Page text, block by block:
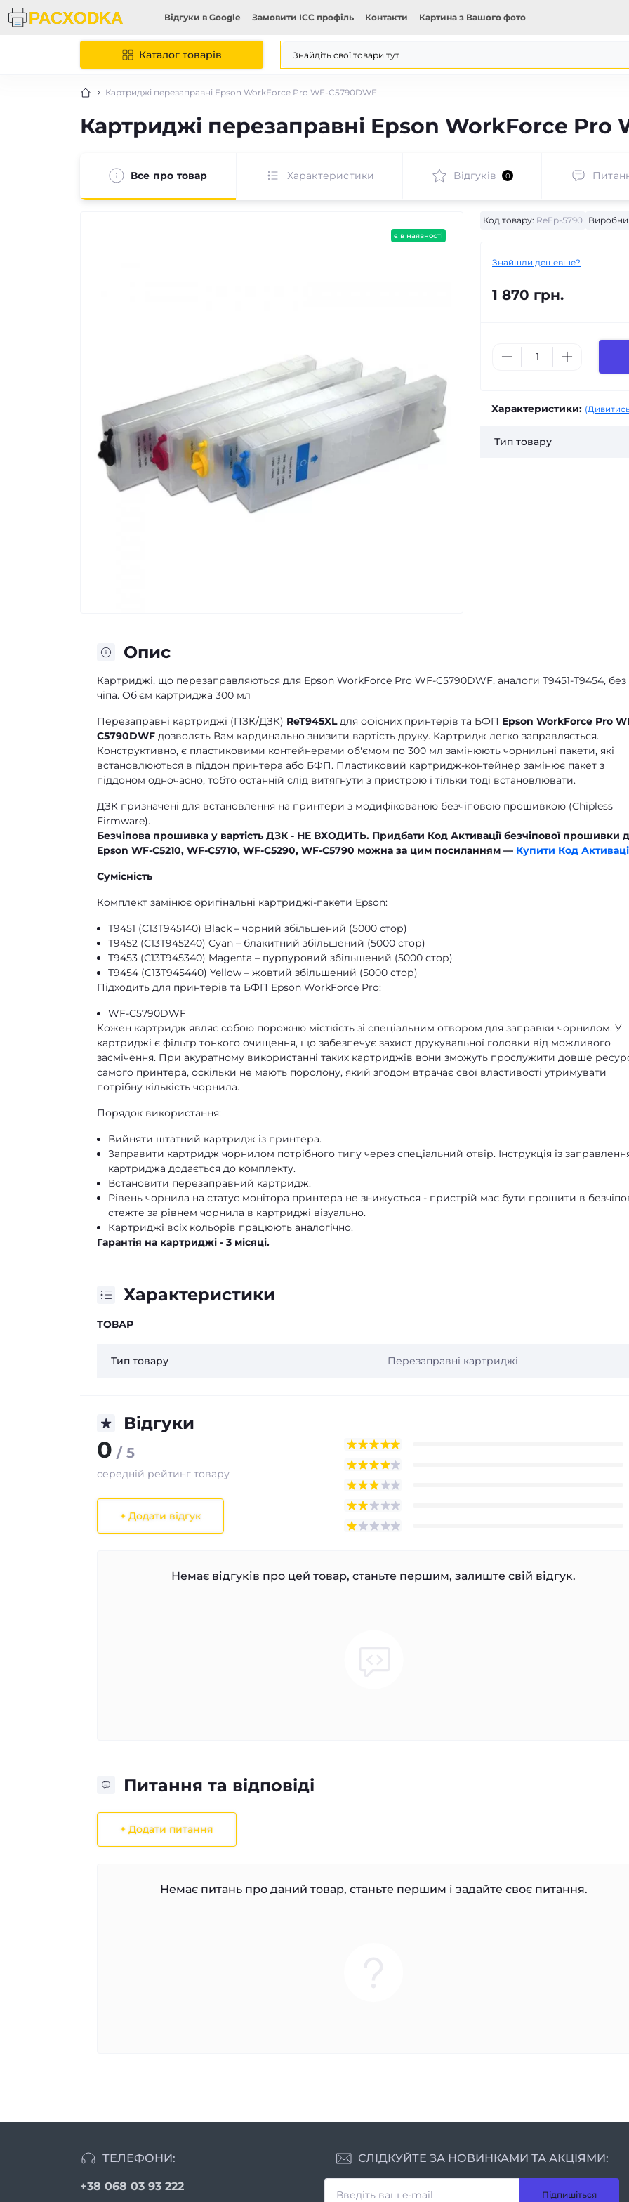
Відгуки в Google Замовити ICC профіль Контакти Картина з Вашого фото
Каталог товарів
Картриджі перезаправні Epson WorkForce Pro WF-C5790DWF
Картриджі перезаправні Epson WorkForce Pro
Все про товар Характеристики Відгуків 0
є в наявності
Код товару: ReEp-5790
Знайшли дешевше?
1 870 грн.
Характеристики: (Дивитись
Тип товару
Опис
Картриджі, що перезаправляються для Epson WorkForce Pro WF-C5790DWF, аналоги T9451-T9454, без
чіпа. Об'єм картриджа 300 мл
Перезаправні картриджі (ПЗК/ДЗК) ReT945XLдля офісних принтерів та БФП Epson WorkForce Pro
C5790DWF дозволять Вам кардинально знизити вартість друку. Картридж легко заправляється.
Конструктивно, є пластиковими контейнерами об'ємом по 300 мл замінюють чорнильні пакети, які
встановлюються в піддон принтера або БФП. Пластиковий картридж-контейнер замінює пакет з
піддоном одночасно, тобто останній слід витягнути з пристрою і тільки тоді встановлювати.
ДЗК призначені для встановлення на принтери з модифікованою безчіповою прошивкою (Chipless
Firmware).
Безчіпова прошивка у вартість ДЗК - НЕ ВХОДИТЬ. Придбати Код Активації безчіпової прошивки
Epson WF-C5210, WF-C5710, WF-C5290, WF-C5790 можна за цим посиланням — Купити Код
Сумісність
Комплект замінює оригінальні картриджі-пакети Epson:
T9451 (C13T945140) Black – чорний збільшений (5000 стор)
T9452 (C13T945240) Cyan – блакитний збільшений (5000 стор)
T9453 (C13T945340) Magenta – пурпуровий збільшений (5000 стор)
T9454 (C13T945440) Yellow – жовтий збільшений (5000 стор)
Підходить для принтерів та БФП Epson WorkForce Pro:
WF-C5790DWF
Кожен картридж являє собою порожню місткість зі спеціальним отвором для заправки чорнилом. У
картриджі є фільтр тонкого очищення, що забезпечує захист друкувальної головки від можливого
засмічення. При акуратному використанні таких картриджів вони зможуть прослужити довше
самого принтера, оскільки не мають поролону, який згодом втрачає свої властивості утримувати
потрібну кількість чорнила.
Порядок використання:
Вийняти штатний картридж із принтера.
Заправити картридж чорнилом потрібного типу через спеціальний отвір. Інструкція із
картриджа додається до комплекту.
Встановити перезаправний картридж.
Рівень чорнила на статус монітора принтера не знижується - пристрій має бути прошити в
стежте за рівнем чорнила в картриджі візуально.
Картриджі всіх кольорів працюють аналогічно.
Гарантія на картриджі - 3 місяці.
Характеристики
ТОВАР
Тип товару Перезаправні картриджі
Відгуки
0 / 5
середній рейтинг товару
+ Додати відгук
Немає відгуків про цей товар, станьте першим, залиште свій відгук.
Питання та відповіді
+ Додати питання
Немає питань про даний товар, станьте першим і задайте своє питання.
ТЕЛЕФОНИ:
+38 068 03 93 222
СЛІДКУЙТЕ ЗА НОВИНКАМИ ТА АКЦІЯМИ:
Підпишіться